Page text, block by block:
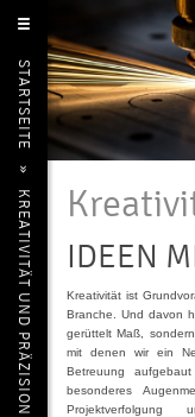
STARTSEITE
»
KREATIVITÄT UND PRÄZISION IDEEN
Kreativität ist
Branche. Und davon
gerüttelt Maß,
mit denen wir ein
Betreuung
besonderes